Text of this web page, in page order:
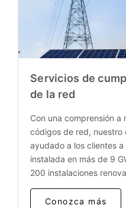
Servicios de
de la red
Con una comprensión
códigos de red, nuestro
ayudado a los clientes
instalada en más de 9
200 instalaciones
Conozca más